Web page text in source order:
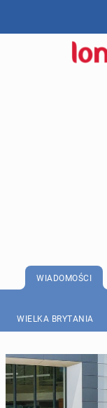
WIADOMOŚCI
WIELKA BRYTANIA